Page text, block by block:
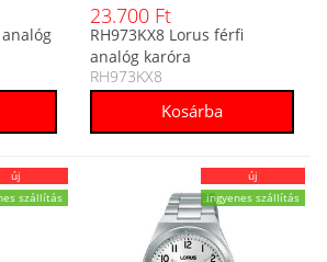
analóg
23.700 Ft
RH973KX8 Lorus férfi
analóg karóra
RH973KX8
új
szállítás
új
ingyenes szállítás